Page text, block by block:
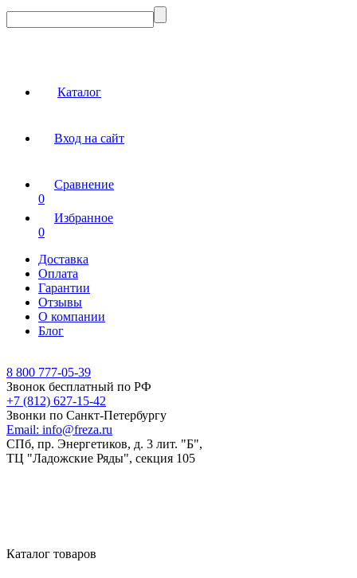
Каталог
Вход на сайт
Сравнение
0
Избранное
0
Доставка
Оплата
Гарантии
Отзывы
О компании
Блог
8 800 777-05-39
Звонок бесплатный по РФ
+7 (812) 627-15-42
Звонки по Санкт-Петербургу
Email: info@freza.ru
СПб, пр. Энергетиков, д. 3 лит. "Б",
ТЦ "Ладожские Ряды", секция 105
Каталог товаров